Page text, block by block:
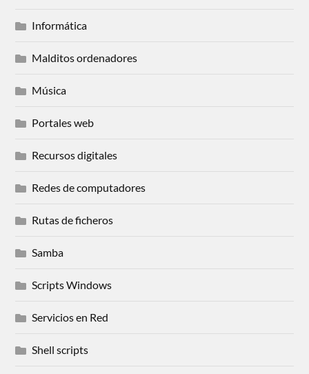
Informática
Malditos ordenadores
Música
Portales web
Recursos digitales
Redes de computadores
Rutas de ficheros
Samba
Scripts Windows
Servicios en Red
Shell scripts